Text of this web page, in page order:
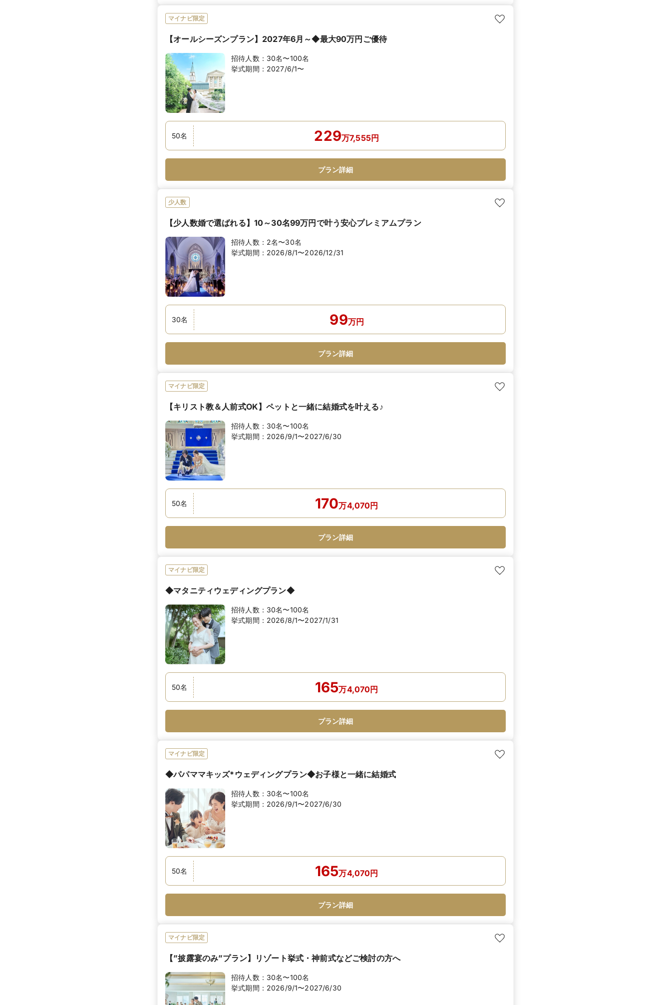
マイナビ限定
【オールシーズンプラン】2027年6月～◆最大90万円ご優待
招待人数： 30名〜100名
挙式期間： 2027/6/1〜
50名 229万7,555円
プラン詳細
少人数
【少人数婚で選ばれる】10～30名99万円で叶う安心プレミアムプラン
招待人数： 2名〜30名
挙式期間： 2026/8/1〜2026/12/31
30名 99万円
プラン詳細
マイナビ限定
【キリスト教＆人前式OK】ペットと一緒に結婚式を叶える♪
招待人数： 30名〜100名
挙式期間： 2026/9/1〜2027/6/30
50名 170万4,070円
プラン詳細
マイナビ限定
◆マタニティウェディングプラン◆
招待人数： 30名〜100名
挙式期間： 2026/8/1〜2027/1/31
50名 165万4,070円
プラン詳細
マイナビ限定
◆パパママキッズ*ウェディングプラン◆お子様と一緒に結婚式
招待人数： 30名〜100名
挙式期間： 2026/9/1〜2027/6/30
50名 165万4,070円
プラン詳細
マイナビ限定
【”披露宴のみ”プラン】リゾート挙式・神前式などご検討の方へ
招待人数： 30名〜100名
挙式期間： 2026/9/1〜2027/6/30